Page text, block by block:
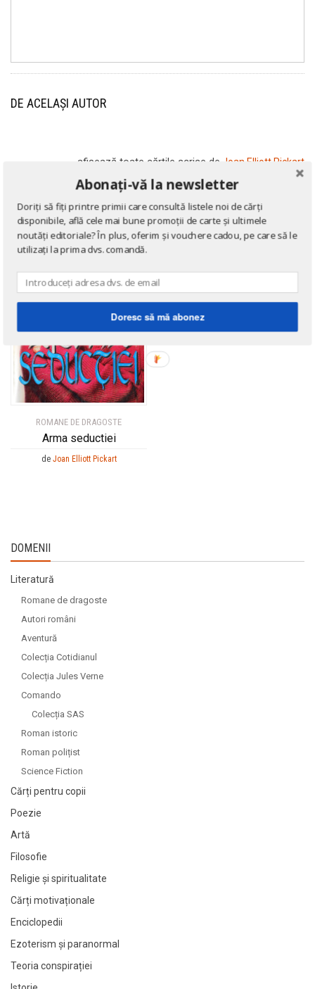
DE ACELAȘI AUTOR
→ afișează toate cărțile scrise de Joan Elliott Pickart
ROMANE DE DRAGOSTE
Arma seductiei
de Joan Elliott Pickart
DOMENII
Literatură
Romane de dragoste
Autori români
Aventură
Colecția Cotidianul
Colecția Jules Verne
Comando
Colecția SAS
Roman istoric
Roman polițist
Science Fiction
Cărți pentru copii
Poezie
Artă
Filosofie
Religie și spiritualitate
Cărți motivaționale
Enciclopedii
Ezoterism și paranormal
Teoria conspirației
Abonați-vă la newsletter
Doriți să fiți printre primii care consultă listele noi de cărți
disponibile, află cele mai bune promoții de carte și ultimele
noutăți editoriale? În plus, oferim și vouchere cadou, pe care să le
utilizați la prima dvs. comandă.
Doresc să mă abonez